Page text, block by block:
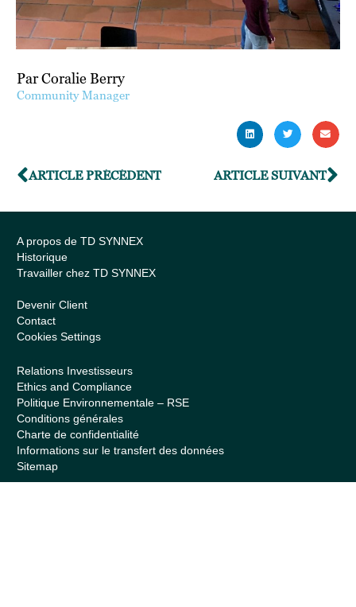
Par Coralie Berry
Community Manager
ARTICLE PRÉCÉDENT ARTICLE SUIVANT
A propos de TD SYNNEX
Historique
Travailler chez TD SYNNEX
Devenir Client
Contact
Cookies Settings
Relations Investisseurs
Ethics and Compliance
Politique Environnementale – RSE
Conditions générales
Charte de confidentialité
Informations sur le transfert des données
Sitemap